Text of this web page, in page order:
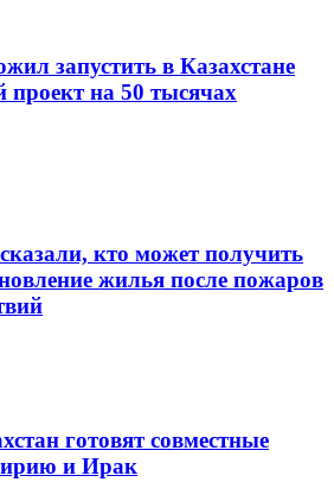
запустить в Казахстане
проект на 50 тысячах
кто может получить
жилья после пожаров
готовят совместные
и Ирак